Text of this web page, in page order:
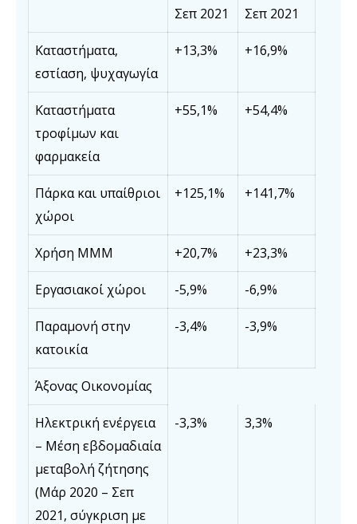
Σεπ 2021
Σεπ 2021
Καταστήματα,
εστίαση, ψυχαγωγία
+13,3% +16,9%
Καταστήματα
τροφίμων και
φαρμακεία
+55,1% +54,4%
Πάρκα και υπαίθριοι
χώροι
+125,1% +141,7%
Χρήση ΜΜΜ +20,7% +23,3%
Εργασιακοί χώροι -5,9% -6,9%
Παραμονή στην
κατοικία
-3,4% -3,9%
Άξονας Οικονομίας
Ηλεκτρική ενέργεια
– Μέση εβδομαδιαία
μεταβολή ζήτησης
(Μάρ 2020 – Σεπ
2021, σύγκριση με
-3,3% 3,3%